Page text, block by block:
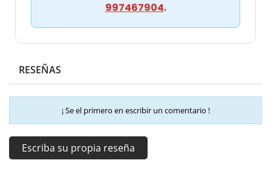
997467904.
RESEÑAS
¡ Se el primero en escribir un comentario !
Escriba su propia reseña